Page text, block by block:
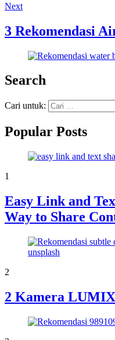
Next
3 Rekomendasi
Search
Cari untuk:
Popular Posts
1
Easy Link and
Way to Share
2
2 Kamera